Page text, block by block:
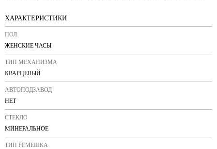
ХАРАКТЕРИСТИКИ
ПОЛ
ЖЕНСКИЕ ЧАСЫ
ТИП МЕХАНИЗМА
КВАРЦЕВЫЙ
АВТОПОДЗАВОД
НЕТ
СТЕКЛО
МИНЕРАЛЬНОЕ
ТИП РЕМЕШКА